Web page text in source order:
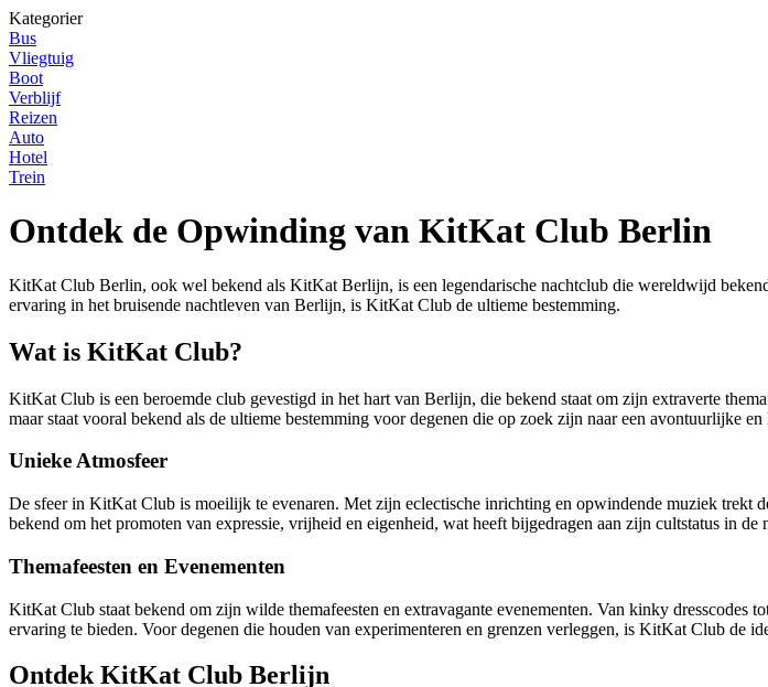
Kategorier
Bus
Vliegtuig
Boot
Verblijf
Reizen
Auto
Hotel
Trein
Ontdek de Opwinding van KitKat Club Berlin
KitKat Club Berlin, ook wel bekend als KitKat Berlijn, is een legendarische nachtclub die wereldwijd
ervaring in het bruisende nachtleven van Berlijn, is KitKat Club de ultieme bestemming.
Wat is KitKat Club?
KitKat Club is een beroemde club gevestigd in het hart van Berlijn, die bekend staat om zijn extraverte
maar staat vooral bekend als de ultieme bestemming voor degenen die op zoek zijn naar een avontuurlijke
Unieke Atmosfeer
De sfeer in KitKat Club is moeilijk te evenaren. Met zijn eclectische inrichting en opwindende muziek trekt
bekend om het promoten van expressie, vrijheid en eigenheid, wat heeft bijgedragen aan zijn cultstatus in de
Themafeesten en Evenementen
KitKat Club staat bekend om zijn wilde themafeesten en extravagante evenementen. Van kinky
ervaring te bieden. Voor degenen die houden van experimenteren en grenzen verleggen, is KitKat Club de
Ontdek KitKat Club Berlijn